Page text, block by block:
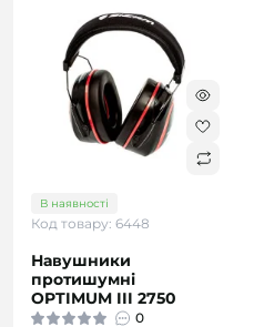
В наявності
Код товару: 6448
Навушники
протишумні
OPTIMUM III 2750
0